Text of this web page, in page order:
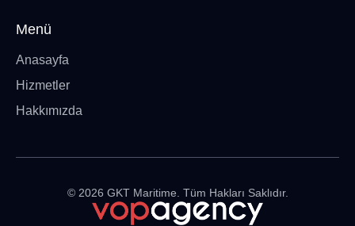
Menü
Anasayfa
Hizmetler
Hakkımızda
© 2026 GKT Maritime. Tüm Hakları Saklıdır.